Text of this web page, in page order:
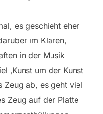
es geschieht eher
im Klaren,
in der Musik
‚Kunst um der Kunst
Zeug ab, es geht viel
Zeug auf der Platte